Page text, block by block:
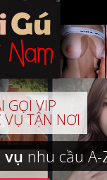
GỌI VIP
VỤ TẬN NƠI
vụnhu cầu A-